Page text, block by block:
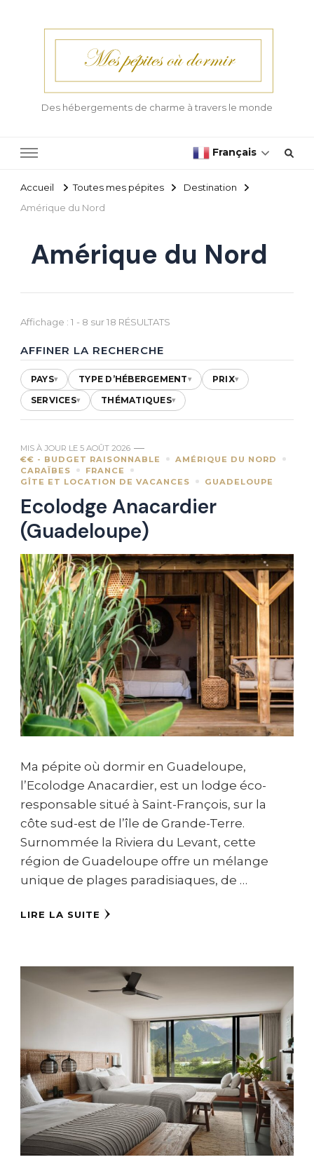
Des hébergements de charme à travers le monde
Français
Accueil Toutes mes pépites
Destination
Amérique du Nord
Amérique du Nord
Affichage : 1 - 8 sur 18 RÉSULTATS
AFFINER LA RECHERCHE
PAYS▾ TYPE D’HÉBERGEMENT▾ PRIX▾
SERVICES▾ THÉMATIQUES▾
MIS À JOUR LE 5 AOÛT 2026
€€ - BUDGET RAISONNABLE
AMÉRIQUE DU NORD
CARAÏBES
FRANCE
GÎTE ET LOCATION DE VACANCES
GUADELOUPE
Ecolodge Anacardier
(Guadeloupe)
Ma pépite où dormir en Guadeloupe,
l’Ecolodge Anacardier, est un lodge éco-
responsable situé à Saint-François, sur la
côte sud-est de l’île de Grande-Terre.
Surnommée la Riviera du Levant, cette
région de Guadeloupe offre un mélange
unique de plages paradisiaques, de …
LIRE LA SUITE